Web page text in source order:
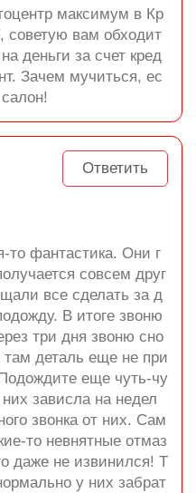
максимум в Кр
вам обходит
деньги за счет кред
Зачем мучиться, ес
Ответить
то фантастика. Они г
совсем друг
все сделать за д
В итоге звоню
три дня звоню сно
деталь еще не при
еще чуть-чу
зависла на недел
звонка от них. Сам
то невнятные отмаз
даже не извинился! Т
у них забрат